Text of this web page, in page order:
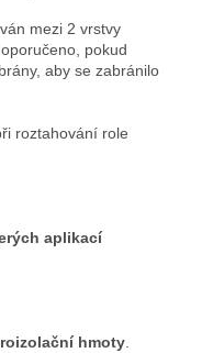
mezi 2 vrstvy
pokud
aby se zabránilo
roztahování role
aplikací
hmoty.